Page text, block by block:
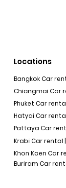
Locations
Bangkok Car
Chiangmai Car
Phuket Car rental
Hatyai Car
Pattaya Car
Krabi Car rental |
Khon Kaen Car
Buriram Car